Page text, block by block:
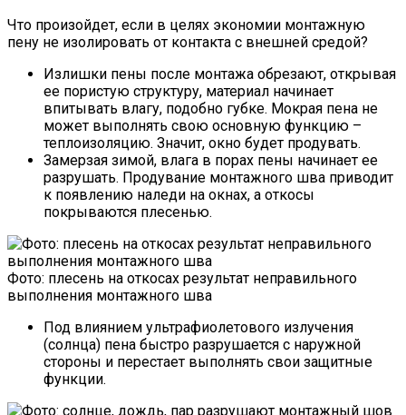
Что произойдет, если в целях экономии монтажную
пену не изолировать от контакта с внешней средой?
Излишки пены после монтажа обрезают, открывая
ее пористую структуру, материал начинает
впитывать влагу, подобно губке. Мокрая пена не
может выполнять свою основную функцию –
теплоизоляцию. Значит, окно будет продувать.
Замерзая зимой, влага в порах пены начинает ее
разрушать. Продувание монтажного шва приводит
к появлению наледи на окнах, а откосы
покрываются плесенью.
Фото: плесень на откосах результат неправильного
выполнения монтажного шва
Под влиянием ультрафиолетового излучения
(солнца) пена быстро разрушается с наружной
стороны и перестает выполнять свои защитные
функции.